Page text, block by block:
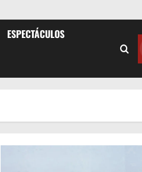
ESPECTÁCULOS